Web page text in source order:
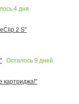
4 дня
2 S"
Осталось 9 дней
картриджа!"